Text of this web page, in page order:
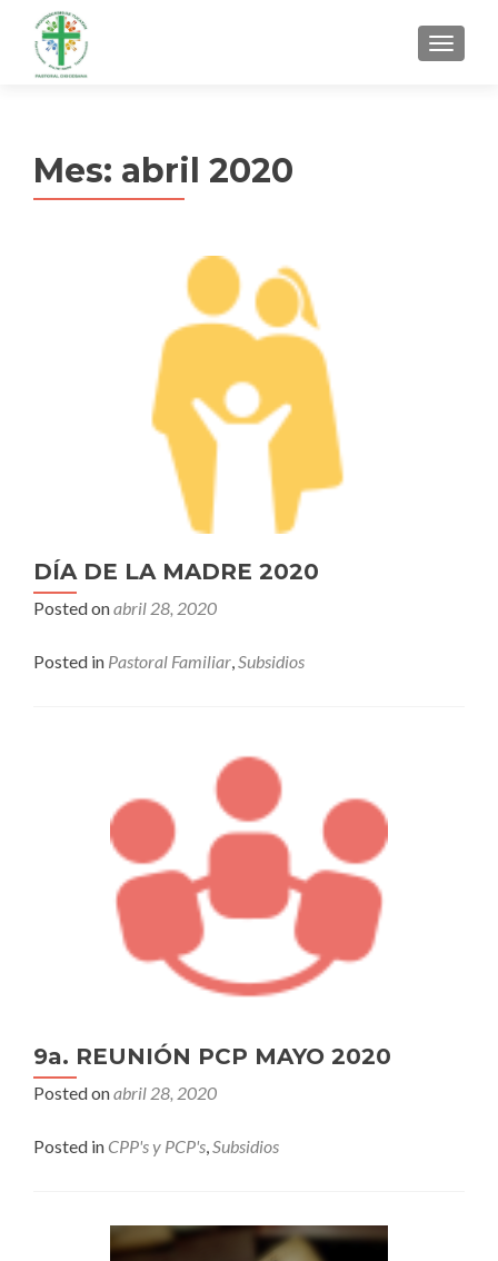
MENU
Mes: abril 2020
DÍA DE LA MADRE 2020
Posted onabril 28, 2020
Posted in Pastoral Familiar,Subsidios
9a. REUNIÓN PCP MAYO 2020
Posted onabril 28, 2020
Posted in CPP's y PCP's,Subsidios